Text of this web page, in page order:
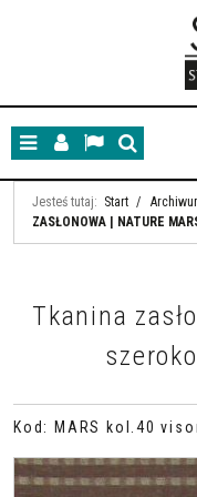
MenuPanelLangSzukaj
Jesteś tutaj: Start /
ZASŁONOWA | NATURE
Tkanina
Kod : MARS kol.40